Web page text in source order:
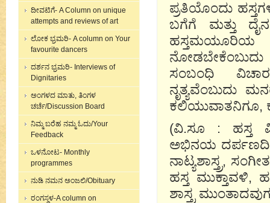
ದೀವಟಿಗೆ- A Column on unique
attempts and reviews of art
ಲೋಕ ಭ್ರಮರಿ- A column on Your
favourite dancers
ದರ್ಶನ ಭ್ರಮರಿ- Interviews of
Dignitaries
ಅಂಗಳದ ಮಾತು, ತಿಂಗಳ
ಚರ್ಚೆ/Discussion Board
ನಿಮ್ಮ ಬರೆಹ ನಮ್ಮ ಓದು/Your
Feedback
ಒಳನೋಟ- Monthly
programmes
ನುಡಿ ನಮನ ಅಂಜಲಿ/Obituary
ರಂಗಸ್ಥಳ-A column on
ಪ್ರತಿಯೊಂದು
ಬಗೆಗೆ ಮತ್ತು
ಹಸ್ತಮಯೂರಿಯ
ನೋಡಬೇಕೆಂಬುದು
ಸಂಬಂಧಿ
ನೃತ್ಯವೆಂಬುದು
ಕಲಿಯುವಾತನಿಗೂ,
(ವಿ.ಸೂ : ಹಸ್ತ
ಅಭಿನಯ
ನಾಟ್ಯಶಾಸ್ತ್ರ,
ಹಸ್ತ ಮುಕ್ತಾವಳಿ,
ಶಾಸ್ತ್ರ